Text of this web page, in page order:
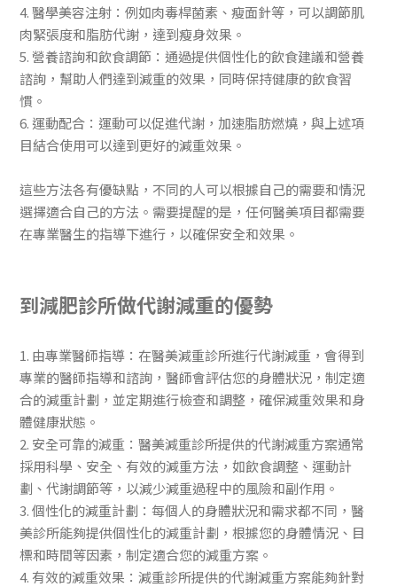
4. 醫學美容注射：例如肉毒桿菌素、瘦面針等，可以調節肌
肉緊張度和脂肪代謝，達到瘦身效果。
5. 營養諮詢和飲食調節：通過提供個性化的飲食建議和營養
諮詢，幫助人們達到減重的效果，同時保持健康的飲食習
慣。
6. 運動配合：運動可以促進代謝，加速脂肪燃燒，與上述項
目結合使用可以達到更好的減重效果。
這些方法各有優缺點，不同的人可以根據自己的需要和情況
選擇適合自己的方法。需要提醒的是，任何醫美項目都需要
在專業醫生的指導下進行，以確保安全和效果。
到減肥診所做代謝減重的優勢
1. 由專業醫師指導：在醫美減重診所進行代謝減重，會得到
專業的醫師指導和諮詢，醫師會評估您的身體狀況，制定適
合的減重計劃，並定期進行檢查和調整，確保減重效果和身
體健康狀態。
2. 安全可靠的減重：醫美減重診所提供的代謝減重方案通常
採用科學、安全、有效的減重方法，如飲食調整、運動計
劃、代謝調節等，以減少減重過程中的風險和副作用。
3. 個性化的減重計劃：每個人的身體狀況和需求都不同，醫
美診所能夠提供個性化的減重計劃，根據您的身體情況、目
標和時間等因素，制定適合您的減重方案。
4. 有效的減重效果：減重診所提供的代謝減重方案能夠針對